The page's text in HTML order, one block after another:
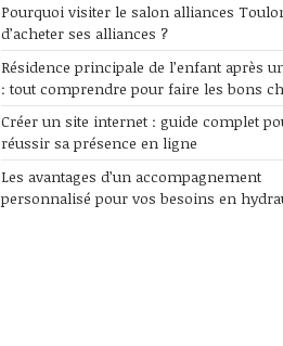
Pourquoi visiter le salon alliances
d’acheter ses alliances ?
Résidence principale de l’enfant après
: tout comprendre pour faire les bons
Créer un site internet : guide complet
réussir sa présence en ligne
Les avantages d’un accompagnement
personnalisé pour vos besoins en